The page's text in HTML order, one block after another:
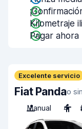
Kilometraje
Pagar ahora
Excelente servicio
Fiat Pandao
Manual
4